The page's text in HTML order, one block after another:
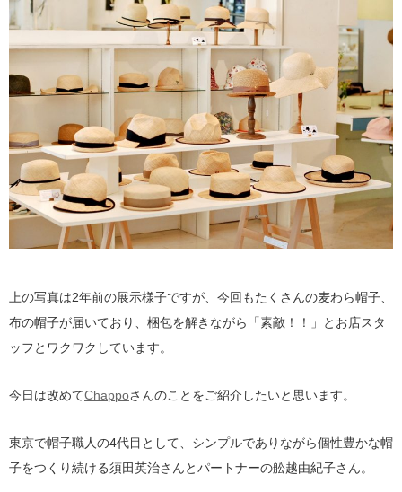
上の写真は2年前の展示様子ですが、今回もたくさんの麦わら帽子、
布の帽子が届いており、梱包を解きながら「素敵！！」とお店スタ
ッフとワクワクしています。
今日は改めてChappoさんのことをご紹介したいと思います。
東京で帽子職人の4代目として、シンプルでありながら個性豊かな帽
子をつくり続ける須田英治さんとパートナーの舩越由紀子さん。